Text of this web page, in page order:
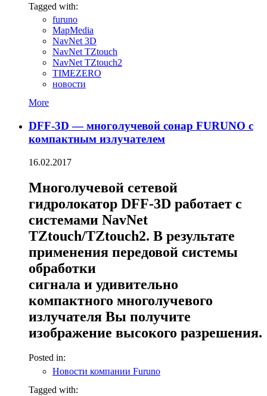
Tagged with:
furuno
MapMedia
NavNet 3D
NavNet TZtouch
NavNet TZtouch2
TIMEZERO
новости
More
DFF-3D — многолучевой сонар FURUNO с
компактным излучателем
16.02.2017
Многолучевой сетевой
гидролокатор DFF-3D работает с
системами NavNet
TZtouch/TZtouch2. В результате
применения передовой системы
обработки
сигнала и удивительно
компактного многолучевого
излучателя Вы получите
изображение высокого разрешения.
Posted in:
Новости компании Furuno
Tagged with: